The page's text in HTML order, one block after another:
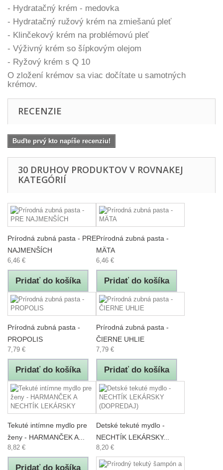
- Hydratačný krém - medovka
- Hydratačný ružový krém na zmiešanú pleť
- Klinčekový krém na problémovú pleť
- Výživný krém so šípkovým olejom
- Ryžový krém s Q 10
O zložení krémov sa viac dočítate u samotných
krémov.
RECENZIE
Buďte prvý kto napíše recenziu!
30 DRUHOV PRODUKTOV V ROVNAKEJ
KATEGÓRIÍ
Prírodná zubná pasta - PRE
NAJMENŠÍCH
6,46 €
Pridať do košíka
Prírodná zubná pasta -
MÄTA
6,46 €
Pridať do košíka
Prírodná zubná pasta -
PROPOLIS
7,79 €
Pridať do košíka
Prírodná zubná pasta -
ČIERNE UHLIE
7,79 €
Pridať do košíka
Tekuté intímne mydlo pre
ženy - HARMANČEK A...
8,82 €
Pridať do košíka
Detské tekuté mydlo -
NECHTÍK LEKÁRSKY...
8,20 €